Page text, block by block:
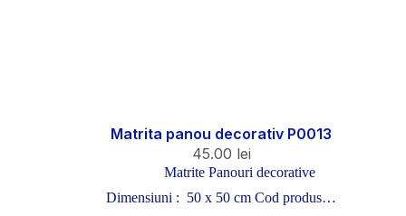
Matrita panou decorativ P0013
45.00 lei
Matrite Panouri decorative
Dimensiuni : 50 x 50 cm Cod produs…